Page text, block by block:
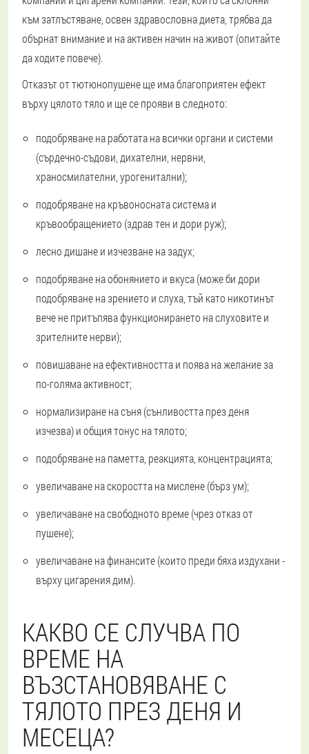
към затлъстяване, освен здравословна диета, трябва да
обърнат внимание и на активен начин на живот (опитайте
да ходите повече).
Отказът от тютюнопушене ще има благоприятен ефект
върху цялото тяло и ще се прояви в следното:
подобряване на работата на всички органи и системи
(сърдечно-съдови, дихателни, нервни,
храносмилателни, урогенитални);
подобряване на кръвоносната система и
кръвообращението (здрав тен и дори руж);
лесно дишане и изчезване на задух;
подобряване на обонянието и вкуса (може би дори
подобряване на зрението и слуха, тъй като никотинът
вече не притъпява функционирането на слуховите и
зрителните нерви);
повишаване на ефективността и поява на желание за
по-голяма активност;
нормализиране на съня (сънливостта през деня
изчезва) и общия тонус на тялото;
подобряване на паметта, реакцията, концентрацията;
увеличаване на скоростта на мислене (бърз ум);
увеличаване на свободното време (чрез отказ от
пушене);
увеличаване на финансите (които преди бяха издухани -
върху цигарения дим).
КАКВО СЕ СЛУЧВА ПО
ВРЕМЕ НА
ВЪЗСТАНОВЯВАНЕ С
ТЯЛОТО ПРЕЗ ДЕНЯ И
МЕСЕЦА?